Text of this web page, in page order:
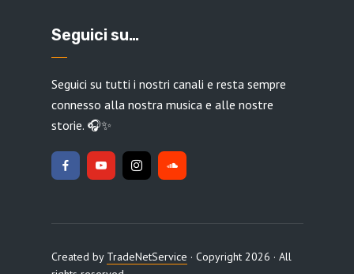
Seguici su…
Seguici su tutti i nostri canali e resta sempre
connesso alla nostra musica e alle nostre
storie. 🎧✨
Created by TradeNetService · Copyright 2026 · All